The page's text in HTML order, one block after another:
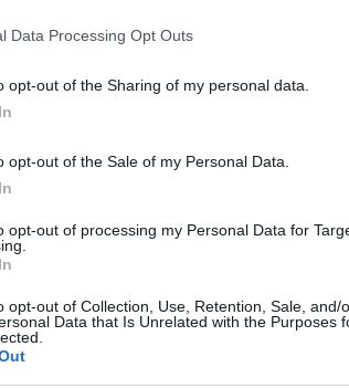
Data Processing Opt Outs
opt-out of the Sharing of my personal data.
opt-out of the Sale of my Personal Data.
opt-out of processing my Personal Data for
opt-out of Collection, Use, Retention, Sale, and/
Data that Is Unrelated with the Purposes
kedves és karizmatikus, így könnyen
A valóság azonban hamar kiábrándítóvá
én vagyok az első, akivel így jött össze, én
később, amikor Ronaldo szülinapi
el
este volt. Azt éreztem, hogy 'Nem értem,
meg lettem vezetve – idézte a People
magazin kereste fel, és annyira
viszonyukat. Állítása szerint még a
meglepően kedvesen reagált, és türelemre